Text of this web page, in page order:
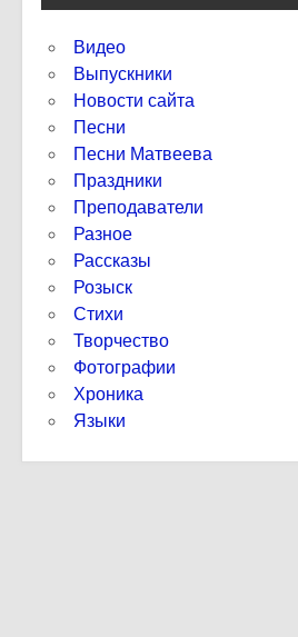
Видео
Выпускники
Новости сайта
Песни
Песни Матвеева
Праздники
Преподаватели
Разное
Рассказы
Розыск
Стихи
Творчество
Фотографии
Хроника
Языки